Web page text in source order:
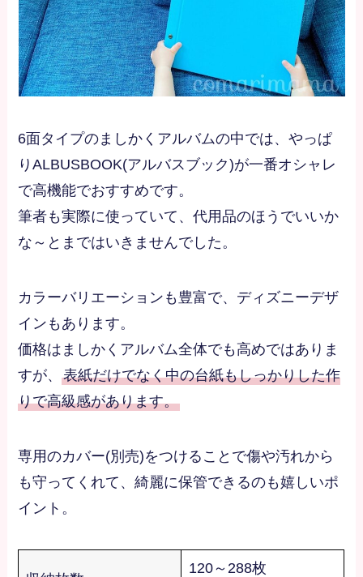
6面タイプのましかくアルバムの中では、やっぱ
りALBUSBOOK(アルバスブック)が一番オシャレ
で高機能でおすすめです。
筆者も実際に使っていて、代用品のほうでいいか
な～とまではいきませんでした。
カラーバリエーションも豊富で、ディズニーデザ
インもあります。
価格はましかくアルバム全体でも高めではありま
すが、表紙だけでなく中の台紙もしっかりした作
りで高級感があります。
専用のカバー(別売)をつけることで傷や汚れから
も守ってくれて、綺麗に保管できるのも嬉しいポ
イント。
120～288枚